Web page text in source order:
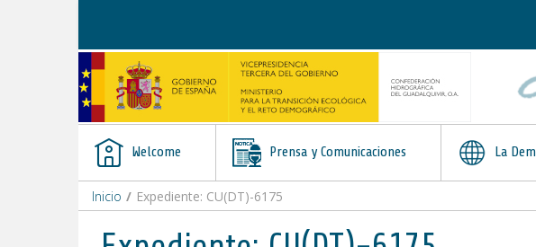
Welcome Prensa y Comunicaciones La
Inicio / Expediente: CU(DT)-6175